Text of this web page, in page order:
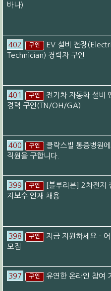
바나)
402 구인
EV 설비 전장
Technician) 경력자 구인
401 구인
전기차 자동화 설비
경력 구인(TN/OH/GA)
400 구인
클락스빌 통증병원
직원을 구합니다.
399 구인
[블루리본] 2차전지
지보수 인재 채용
398 구인
지금 지원하세요 –
모집
397 구인 유연한 온라인 참여